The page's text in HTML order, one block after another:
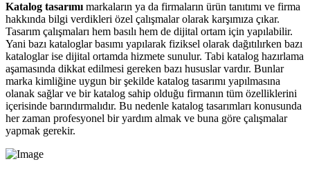
Katalog tasarımı markaların ya da firmaların ürün tanıtımı ve firma
hakkında bilgi verdikleri özel çalışmalar olarak karşımıza çıkar.
Tasarım çalışmaları hem basılı hem de dijital ortam için yapılabilir.
Yani bazı kataloglar basımı yapılarak fiziksel olarak dağıtılırken bazı
kataloglar ise dijital ortamda hizmete sunulur. Tabi katalog hazırlama
aşamasında dikkat edilmesi gereken bazı hususlar vardır. Bunlar
marka kimliğine uygun bir şekilde katalog tasarımı yapılmasına
olanak sağlar ve bir katalog sahip olduğu firmanın tüm özelliklerini
içerisinde barındırmalıdır. Bu nedenle katalog tasarımları konusunda
her zaman profesyonel bir yardım almak ve buna göre çalışmalar
yapmak gerekir.